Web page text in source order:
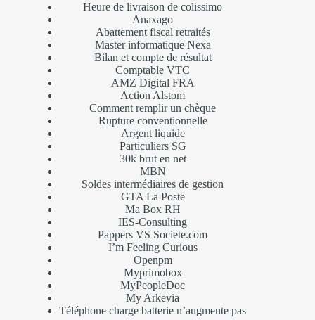
Heure de livraison de colissimo
Anaxago
Abattement fiscal retraités
Master informatique Nexa
Bilan et compte de résultat
Comptable VTC
AMZ Digital FRA
Action Alstom
Comment remplir un chèque
Rupture conventionnelle
Argent liquide
Particuliers SG
30k brut en net
MBN
Soldes intermédiaires de gestion
GTA La Poste
Ma Box RH
IES-Consulting
Pappers VS Societe.com
I’m Feeling Curious
Openpm
Myprimobox
MyPeopleDoc
My Arkevia
Téléphone charge batterie n’augmente pas